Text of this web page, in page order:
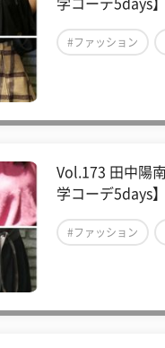
学コーデ5days】
#ファッション
Vol.173 田中陽
学コーデ5days】
#ファッション